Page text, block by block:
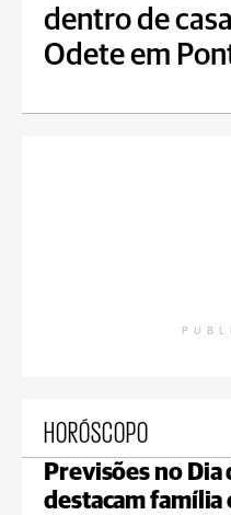
dentro de
Odete em
HORÓSCOPO
Previsões no Dia
destacam família